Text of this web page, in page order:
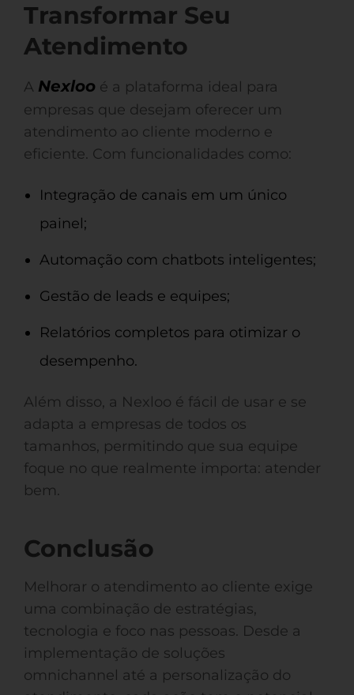
Transformar Seu
Atendimento
A Nexloo é a plataforma ideal para
empresas que desejam oferecer um
atendimento ao cliente moderno e
eficiente. Com funcionalidades como:
Integração de canais em um único
painel;
Automação com chatbots inteligentes;
Gestão de leads e equipes;
Relatórios completos para otimizar o
desempenho.
Além disso, a Nexloo é fácil de usar e se
adapta a empresas de todos os
tamanhos, permitindo que sua equipe
foque no que realmente importa: atender
bem.
Conclusão
Melhorar o atendimento ao cliente exige
uma combinação de estratégias,
tecnologia e foco nas pessoas. Desde a
implementação de soluções
omnichannel até a personalização do